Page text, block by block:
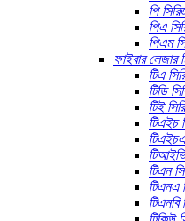
পি
পিএ
পিএম
ফাইবার লেজার
টিএ
টিডি
টিই
টিএইচ
টিএন
টিএনএ
টিএনবি